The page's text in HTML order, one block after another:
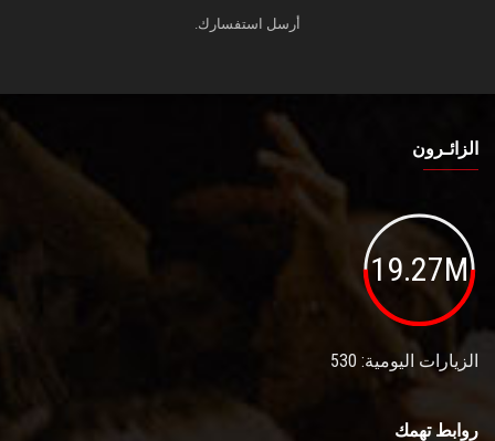
أرسل استفسارك.
الزائـرون
19.27M
الزيارات اليومية: 530
روابط تهمك